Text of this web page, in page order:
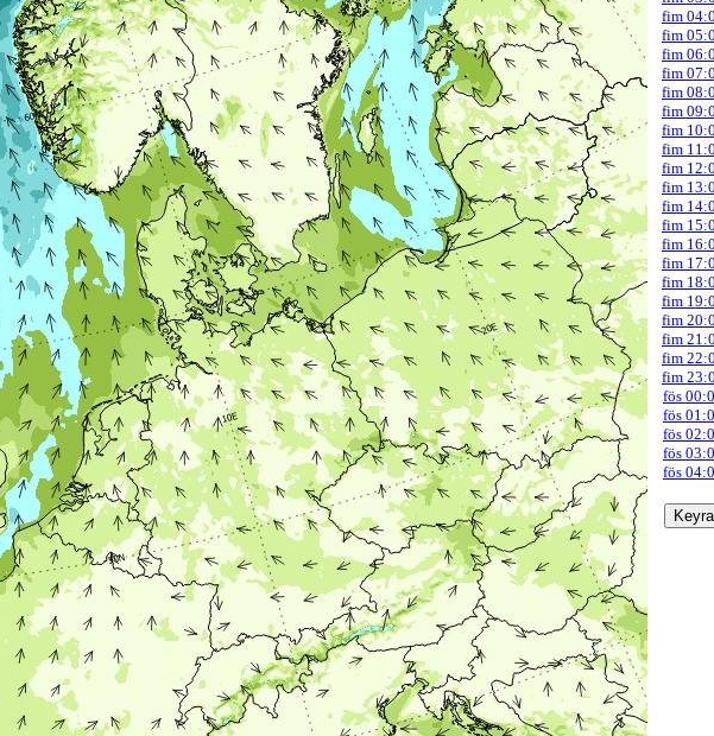
fim
fim
fim
fim
fim
fim
fim
fim
fim
fim
fim
fim
fim
fim
fim
fim
fim
fim
fim
fim
fös
fös
fös
fös
fös